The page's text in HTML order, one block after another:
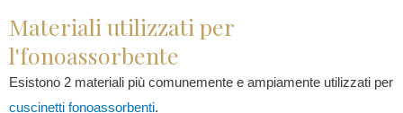
Materiali utilizzati per
l'fonoassorbente
Esistono 2 materiali più comunemente e ampiamente utilizzati per
cuscinetti fonoassorbenti.